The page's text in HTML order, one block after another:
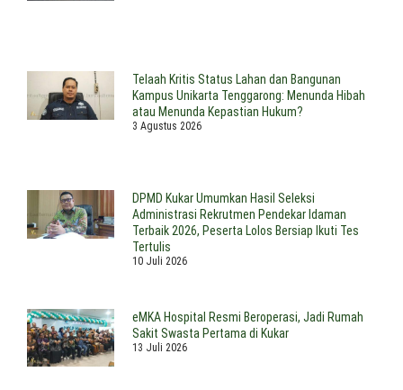
Telaah Kritis Status Lahan dan Bangunan
Kampus Unikarta Tenggarong: Menunda Hibah
atau Menunda Kepastian Hukum?
3 Agustus 2026
DPMD Kukar Umumkan Hasil Seleksi
Administrasi Rekrutmen Pendekar Idaman
Terbaik 2026, Peserta Lolos Bersiap Ikuti Tes
Tertulis
10 Juli 2026
eMKA Hospital Resmi Beroperasi, Jadi Rumah
Sakit Swasta Pertama di Kukar
13 Juli 2026